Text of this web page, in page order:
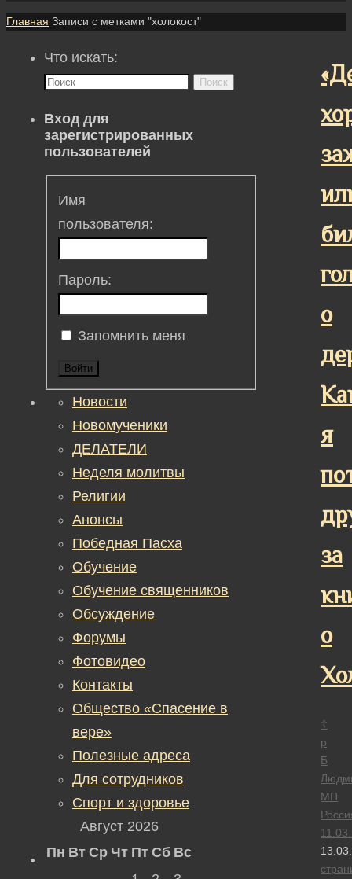
Главная Записи с метками "холокост"
о
я
за
о
☦
р
Б
МП
Что искать:
Поиск
Вход для
зарегистрированных
пользователей
Имя
пользователя:
Пароль:
Запомнить меня
Войти
Новости
Новомученики
ДЕЛАТЕЛИ
Неделя молитвы
Религии
Анонсы
Победная Пасха
Обучение
Обучение священников
Обсуждение
Форумы
Фотовидео
Контакты
Общество «Спасение в
вере»
Полезные адреса
Для сотрудников
Спорт и здоровье
Август 2026
Пн Вт Ср Чт Пт Сб Вс